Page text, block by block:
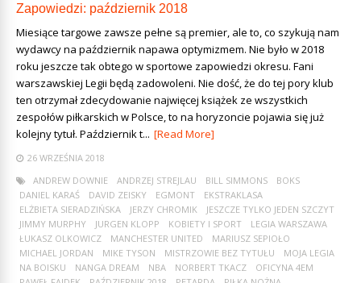
Zapowiedzi: październik 2018
Miesiące targowe zawsze pełne są premier, ale to, co szykują nam
wydawcy na październik napawa optymizmem. Nie było w 2018
roku jeszcze tak obfitego w sportowe zapowiedzi okresu. Fani
warszawskiej Legii będą zadowoleni. Nie dość, że do tej pory klub
ten otrzymał zdecydowanie najwięcej książek ze wszystkich
zespołów piłkarskich w Polsce, to na horyzoncie pojawia się już
kolejny tytuł. Październik t... [Read More]
26 WRZEŚNIA 2018
ANDREW DOWNIE
ANDRZEJ STREJLAU BILL SIMMONS
BOKS
DANIEL KARAŚ
DAVID ZEISKY EGMONT
EKSTRAKLASA
ELŻBIETA SIERADZIŃSKA
JERZY CHROMIK
JESZCZE TYLKO JEDEN SZCZYT
JIMMY MURPHY
JURGEN KLOPP KOBIETY I SPORT
LEGIA WARSZAWA
ŁUKASZ OLKOWICZ
MANCHESTER UNITED
MARIUSZ SEPIOŁO
MICHAEL JORDAN
MIKE TYSON MISTRZOWIE BEZ TYTUŁU
MOJA LEGIA
NA BOISKU
NANGA DREAM NBA NORBERT TKACZ
OFICYNA 4EM